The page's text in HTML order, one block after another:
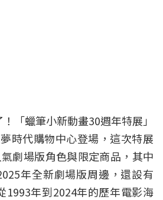
「蠟筆小新動畫30週年特展」
時代購物中心登場，這次特展
劇場版角色與限定商品，其中
年全新劇場版周邊，還設有
1993年到2024年的歷年電影海